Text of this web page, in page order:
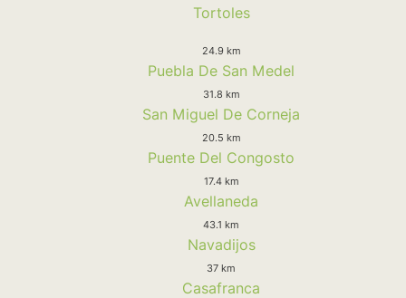
Tortoles
24.9 km
Puebla De San Medel
31.8 km
San Miguel De Corneja
20.5 km
Puente Del Congosto
17.4 km
Avellaneda
43.1 km
Navadijos
37 km
Casafranca